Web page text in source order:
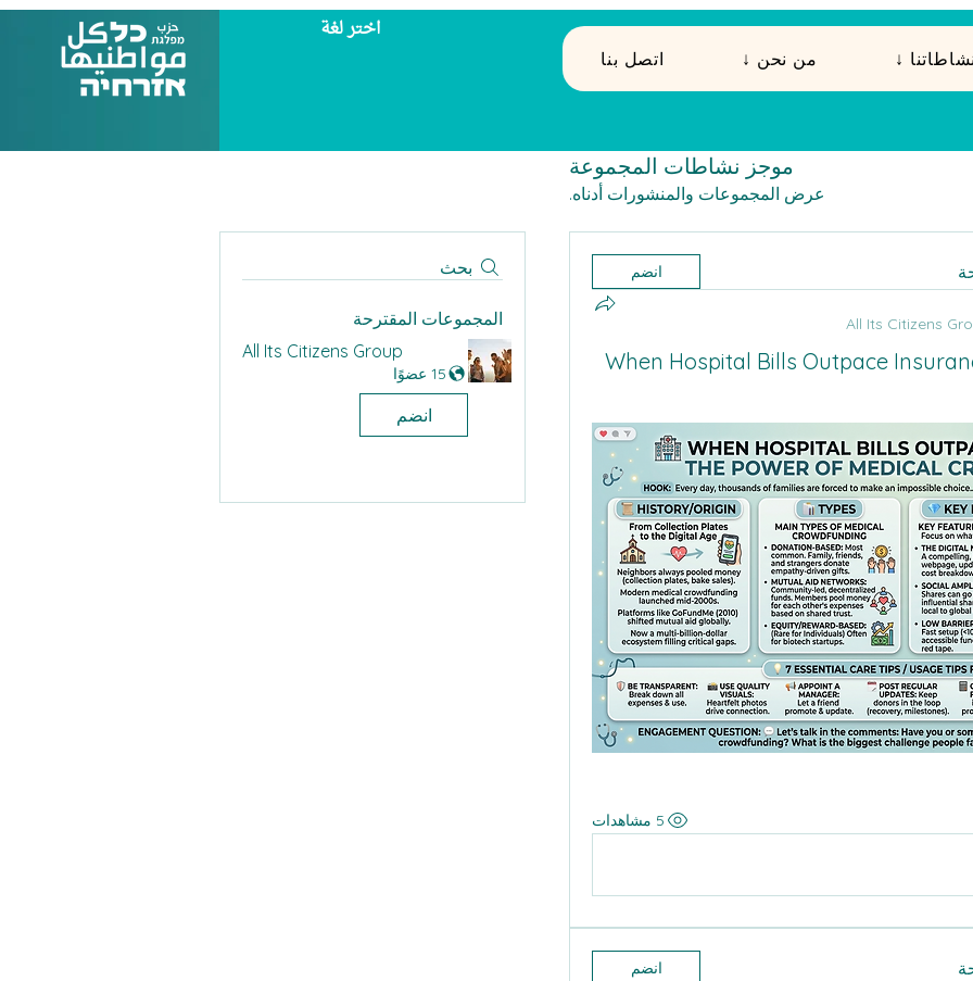
اختر لغة
اتصل بنا ↓ من نحن ↓ نشاطاتنا
موجز نشاطات المجموعة
عرض المجموعات والمنشورات أدناه.
بحث
المجموعات المقترحة
All Its Citizens Group
15 عضوًا
انضم
انضم
When Hospital Bills Outpace
5 مشاهدات
انضم